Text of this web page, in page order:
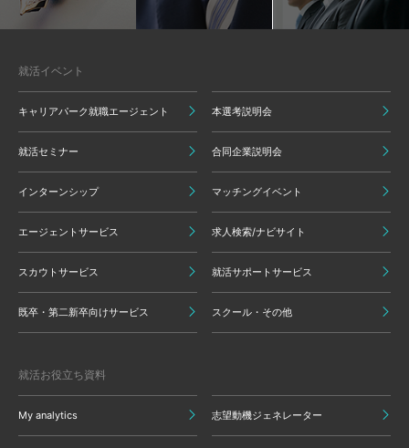
就活イベント
キャリアパーク就職エージェント 本選考説明会
就活セミナー 合同企業説明会
インターンシップ マッチングイベント
エージェントサービス 求人検索/ナビサイト
スカウトサービス 就活サポートサービス
既卒・第二新卒向けサービス スクール・その他
就活お役立ち資料
My analytics 志望動機ジェネレーター